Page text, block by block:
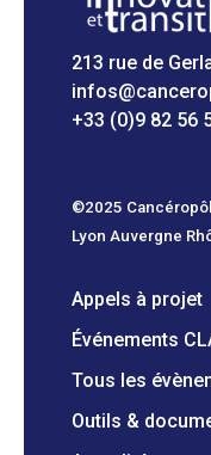
213 rue de
+33 (0)9 82 56
©2025
Lyon Auvergne
Appels à projet
Événements
Tous les
Outils &